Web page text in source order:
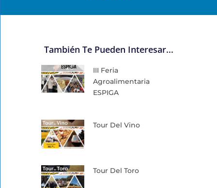
También Te Pueden Interesar...
III Feria
Agroalimentaria
ESPIGA
Tour Del Vino
Tour Del Toro